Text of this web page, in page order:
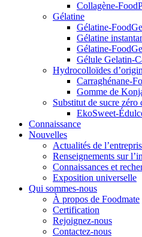
Collagène-
Gélatine
Gélatine-
Gélatine
Gélatine-
Gélule Gelatin-
Hydrocolloïdes
Carraghénane-
Gomme de
Substitut de sucre zéro
EkoSweet-
Connaissance
Nouvelles
Actualités de
Renseignements sur
Connaissances et
Exposition universelle
Qui sommes-nous
À propos de Foodmate
Certification
Rejoignez-nous
Contactez-nous